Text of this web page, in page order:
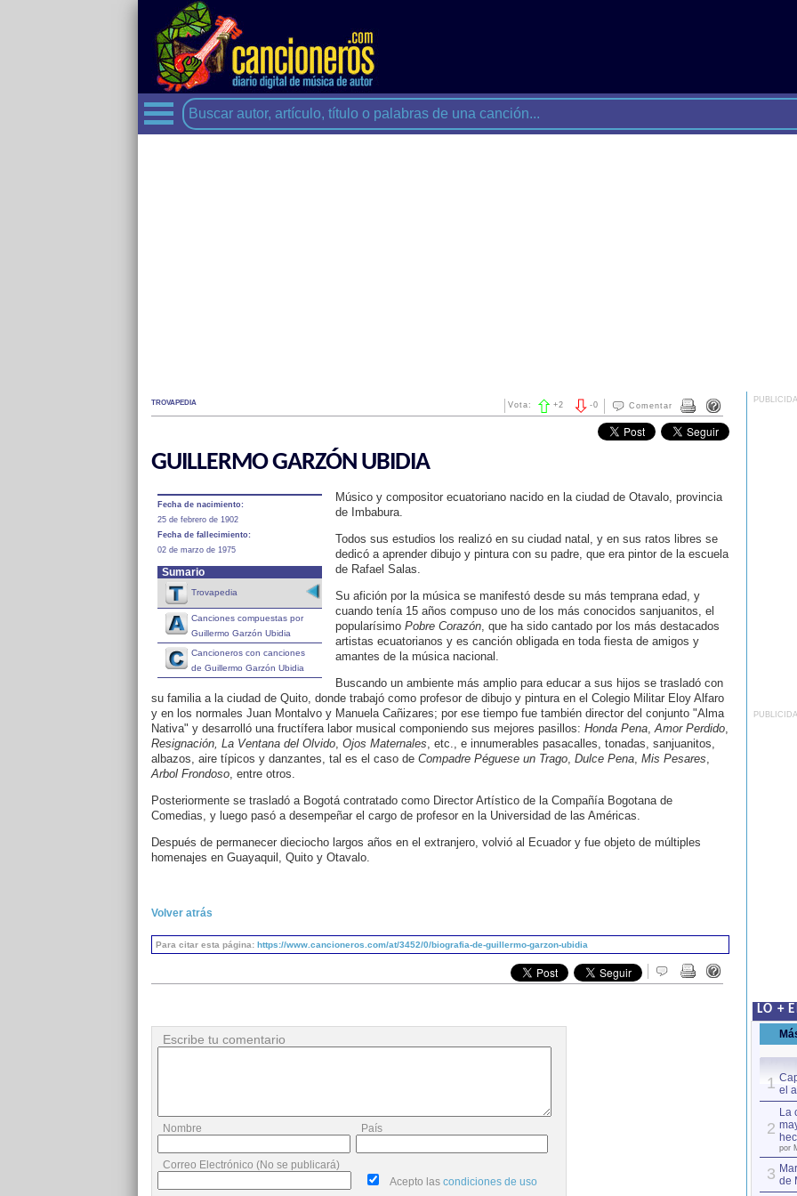
TROVAPEDIA Comentar
-0
Vota: +2
GUILLERMO GARZÓN UBIDIA
Fecha de nacimiento:
25 de febrero de 1902
Fecha de fallecimiento:
02 de marzo de 1975
Sumario
Trovapedia
Canciones compuestas por
Guillermo Garzón Ubidia
Cancioneros con canciones
de Guillermo Garzón Ubidia
Músico y compositor ecuatoriano nacido en la ciudad de Otavalo, provincia
de Imbabura.
Todos sus estudios los realizó en su ciudad natal, y en sus ratos libres se
dedicó a aprender dibujo y pintura con su padre, que era pintor de la escuela
de Rafael Salas.
Su afición por la música se manifestó desde su más temprana edad, y
cuando tenía 15 años compuso uno de los más conocidos sanjuanitos, el
popularísimo Pobre Corazón, que ha sido cantado por los más destacados
artistas ecuatorianos y es canción obligada en toda fiesta de amigos y
amantes de la música nacional.
Buscando un ambiente más amplio para educar a sus hijos se trasladó con
su familia a la ciudad de Quito, donde trabajó como profesor de dibujo y pintura en el Colegio Militar Eloy Alfaro
y en los normales Juan Montalvo y Manuela Cañizares; por ese tiempo fue también director del conjunto "Alma
Nativa" y desarrolló una fructífera labor musical componiendo sus mejores pasillos: Honda Pena,Amor Perdido,
Resignación, La Ventana del Olvido, Ojos Maternales, etc., e innumerables pasacalles, tonadas, sanjuanitos,
albazos, aire típicos y danzantes, tal es el caso de Compadre Péguese un Trago, Dulce Pena, Mis Pesares,
Arbol Frondoso, entre otros.
Posteriormente se trasladó a Bogotá contratado como Director Artístico de la Compañía Bogotana de
Comedias, y luego pasó a desempeñar el cargo de profesor en la Universidad de las Américas.
Después de permanecer dieciocho largos años en el extranjero, volvió al Ecuador y fue objeto de múltiples
homenajes en Guayaquil, Quito y Otavalo.
Volver atrás
Para citar esta página: https://www.cancioneros.com/at/3452/0/biografia-de-guillermo-garzon-ubidia
Escribe tu comentario
Nombre País
Correo Electrónico (No se publicará)
Acepto las condiciones de uso
LO +
1 el
2
La
por
3 de